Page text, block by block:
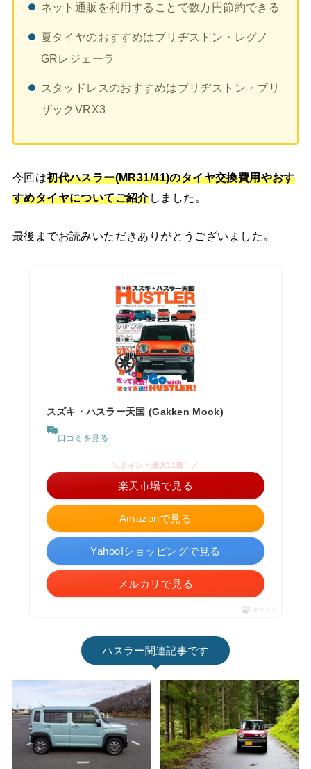
ネット通販を利用することで数万円節約できる
夏タイヤのおすすめはブリヂストン・レグノ
GRレジェーラ
スタッドレスのおすすめはブリヂストン・ブリ
ザックVRX3
今回は初代ハスラー(MR31/41)のタイヤ交換費用やおす
すめタイヤについてご紹介しました。
最後までお読みいただきありがとうございました。
スズキ・ハスラー天国 (Gakken Mook)
口コミを見る
Amazonで見る
＼ポイント最大11倍！／
楽天市場で見る
Yahoo!ショッピングで見る
メルカリで見る
ポチップ
ハスラー関連記事です